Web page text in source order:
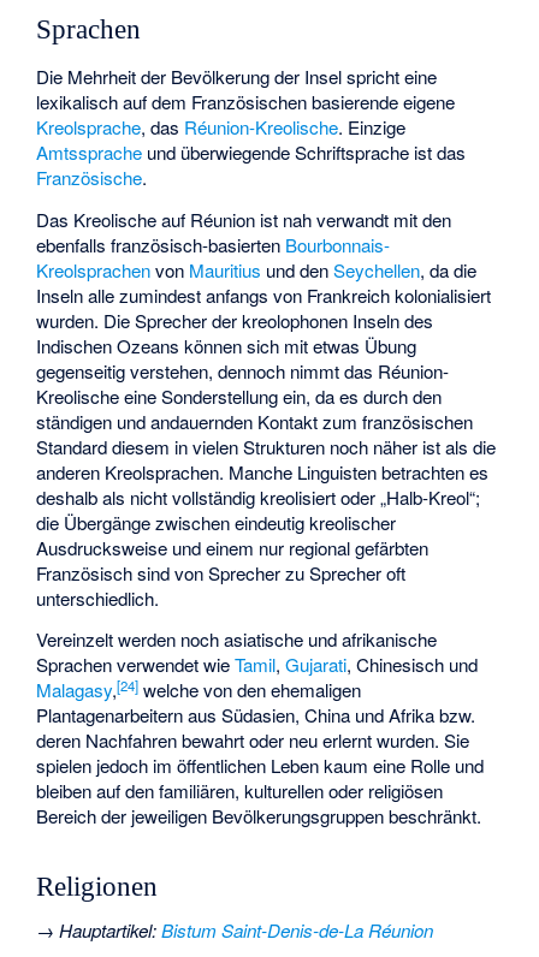
Sprachen
Die Mehrheit der Bevölkerung der Insel spricht eine
lexikalisch auf dem Französischen basierende eigene
Kreolsprache, das Réunion-Kreolische. Einzige
Amtssprache und überwiegende Schriftsprache ist das
Französische.
Das Kreolische auf Réunion ist nah verwandt mit den
ebenfalls französisch-basierten Bourbonnais-
Kreolsprachenvon Mauritius und denSeychellen, da die
Inseln alle zumindest anfangs von Frankreich kolonialisiert
wurden. Die Sprecher der kreolophonen Inseln des
Indischen Ozeans können sich mit etwas Übung
gegenseitig verstehen, dennoch nimmt das Réunion-
Kreolische eine Sonderstellung ein, da es durch den
ständigen und andauernden Kontakt zum französischen
Standard diesem in vielen Strukturen noch näher ist als die
anderen Kreolsprachen. Manche Linguisten betrachten es
deshalb als nicht vollständig kreolisiert oder „Halb-Kreol“;
die Übergänge zwischen eindeutig kreolischer
Ausdrucksweise und einem nur regional gefärbten
Französisch sind von Sprecher zu Sprecher oft
unterschiedlich.
Vereinzelt werden noch asiatische und afrikanische
Sprachen verwendet wieTamil,Gujarati,Chinesisch und
Malagasy,[24] welche von den ehemaligen
Plantagenarbeitern aus Südasien, China und Afrika bzw.
deren Nachfahren bewahrt oder neu erlernt wurden. Sie
spielen jedoch im öffentlichen Leben kaum eine Rolle und
bleiben auf den familiären, kulturellen oder religiösen
Bereich der jeweiligen Bevölkerungsgruppen beschränkt.
Religionen
→Hauptartikel:Bistum Saint-Denis-de-La Réunion